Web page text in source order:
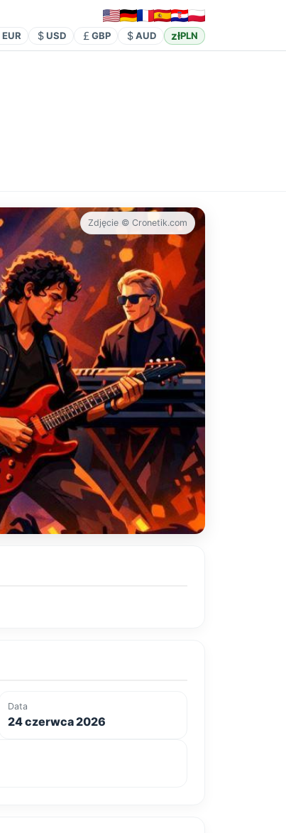
EUR USD GBP AUD złPLN
Zdjęcie © Cronetik.com
Data
24 czerwca 2026